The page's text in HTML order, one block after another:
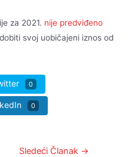
za 2021. nije predviđeno
svoj uobičajeni iznos od
0
0
Sledeći Članak →